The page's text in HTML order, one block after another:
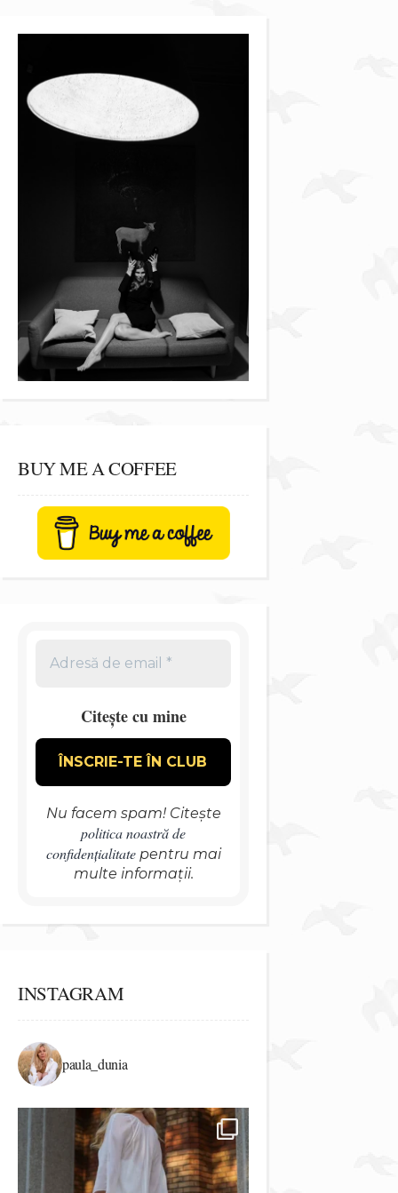
BUY ME A COFFEE
Citește cu mine
Nu facem spam! Citește
politica noastră de
confidențialitatepentru mai
multe informații.
INSTAGRAM
paula_dunia